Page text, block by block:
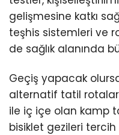
gelişmesine katkı
teşhis sistemleri ve
de sağlık alanında
Geçiş yapacak
alternatif tatil
ile iç içe olan kamp
bisiklet gezileri